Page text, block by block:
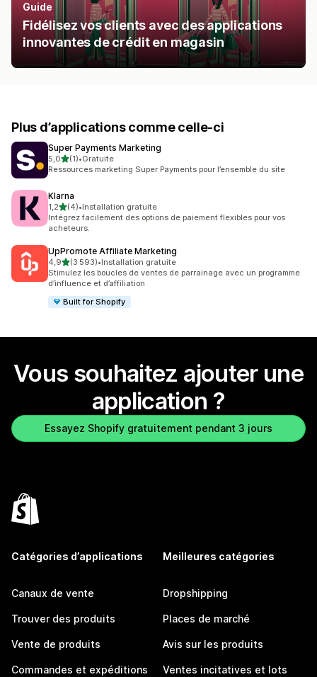
Guide
Fidélisez vos clients avec des applications
innovantes de crédit en magasin
Plus d’applications comme celle-ci
Super Payments Marketing
5,0étoile(s) sur 5
(1)
1 avis au total
•Gratuite
Ressources marketing Super Payments pour l’ensemble du site
Klarna
1,2étoile(s) sur 5
(4)
4 avis au total
•Installation gratuite
Intégrez facilement des options de paiement flexibles pour vos
acheteurs.
UpPromote Affiliate Marketing
4,9étoile(s) sur 5
(3 593)
3593 avis au total
•Installation gratuite
Stimulez les boucles de ventes de parrainage avec un programme
d’influence et d’affiliation
Built for Shopify
Vous souhaitez ajouter une
application ?
Essayez Shopify gratuitement pendant 3 jours
Catégories d’applications
Canaux de vente
Trouver des produits
Vente de produits
Commandes et expéditions
Meilleures catégories
Dropshipping
Places de marché
Avis sur les produits
Ventes incitatives et lots